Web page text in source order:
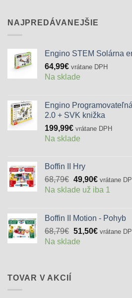
NAJPREDÁVANEJŠIE
Engino STEM Solárna
64,99€ vrátane DPH
Na sklade
Engino
2.0 + SVK knižka
199,99€ vrátane DPH
Na sklade
Boffin II Hry
68,79€ Pôvodná
cena
49,90€Aktuálna
cena
vrátane
Na sklade už iba 1
Boffin II Motion - Pohyb
68,79€ Pôvodná
cena
51,50€Aktuálna
vrátane
Na sklade
TOVAR V AKCIÍ